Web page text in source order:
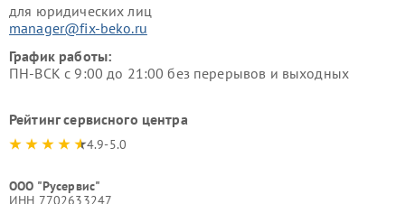
для юридических лиц
manager@fix-beko.ru
График работы:
ПН-ВСК с 9:00 до 21:00 без перерывов и выходных
Рейтинг сервисного центра
4.9-5.0
ООО "Русервис"
ИНН 7702633247